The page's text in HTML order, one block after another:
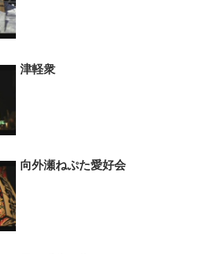
津軽衆
向外瀬ねぷた愛好会